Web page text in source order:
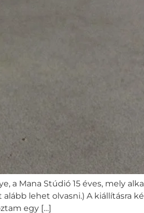
a Mana Stúdió 15 éves, mely
lehet olvasni.) A kiállításra
egy […]